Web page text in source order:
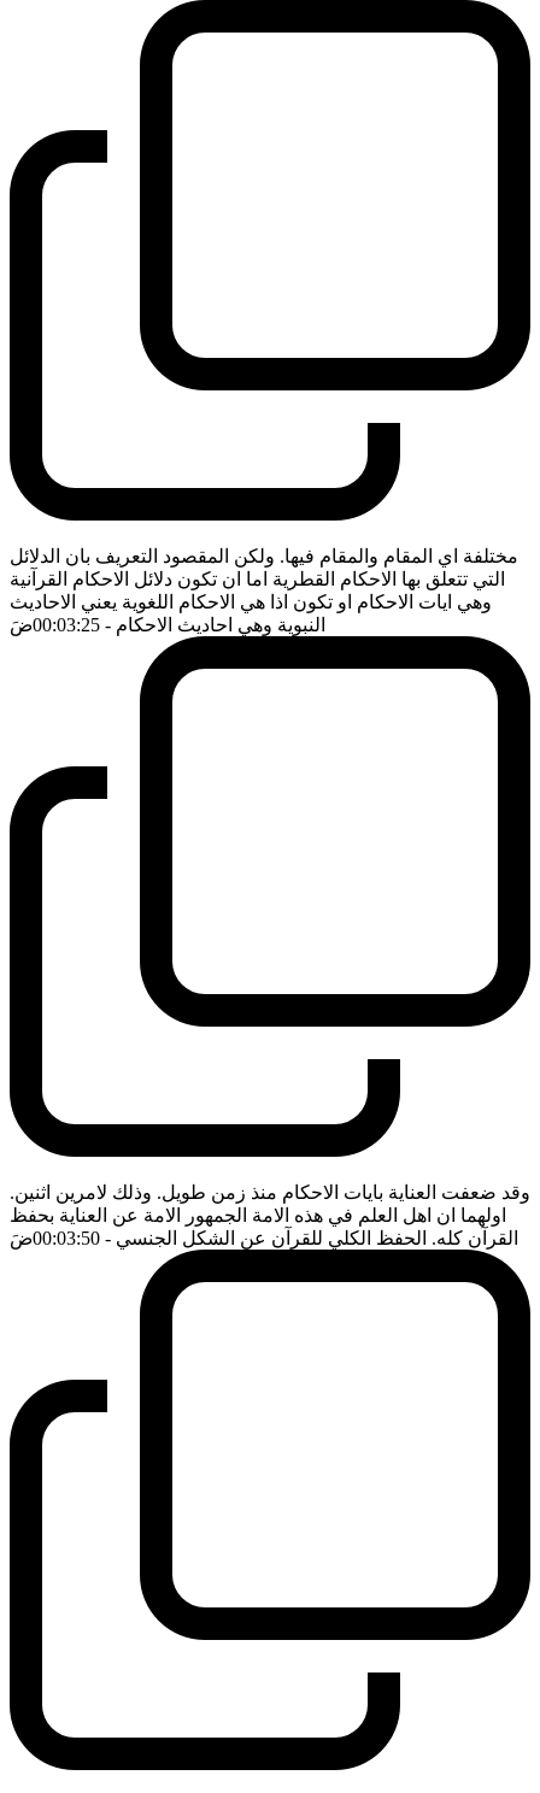
مختلفة اي المقام والمقام فيها. ولكن المقصود التعريف بان الدلائل
التي تتعلق بها الاحكام القطرية اما ان تكون دلائل الاحكام القرآنية
وهي ايات الاحكام او تكون اذا هي الاحكام اللغوية يعني الاحاديث
النبوية وهي احاديث الاحكام - 00:03:25 ضَ
وقد ضعفت العناية بايات الاحكام منذ زمن طويل. وذلك لامرين اثنين.
اولهما ان اهل العلم في هذه الامة الجمهور الامة عن العناية بحفظ
القرآن كله. الحفظ الكلي للقرآن عن الشكل الجنسي - 00:03:50 ضَ